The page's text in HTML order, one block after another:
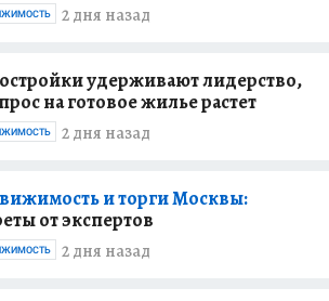
2 дня назад
удерживают лидерство,
на готовое жилье растет
2 дня назад
и торги Москвы:
от экспертов
2 дня назад